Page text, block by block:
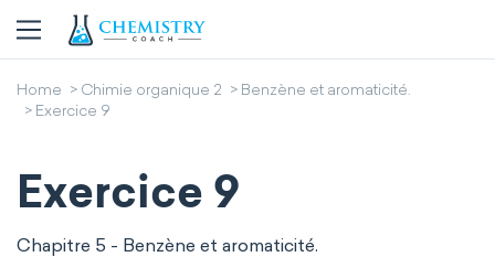
Home Chimie organique 2
Benzène et aromaticité.
Exercice 9
Exercice 9
Chapitre 5 - Benzène et aromaticité.